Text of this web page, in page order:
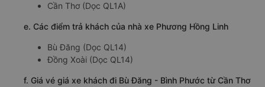
Cần Thơ (Dọc QL1A)
e. Các điểm trả khách của nhà xe Phương Hồng Linh
Bù Đăng (Dọc QL14)
Đồng Xoài (Dọc QL14)
f. Giá vé giá xe khách đi Bù Đăng - Bình Phước từ Cần Thơ